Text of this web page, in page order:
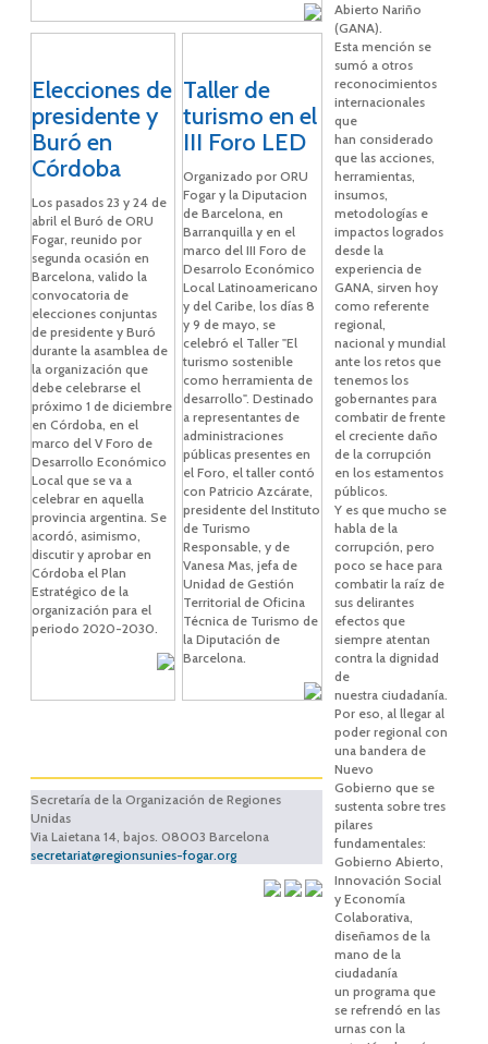
Elecciones de
presidente y
Buró en
Córdoba
Los pasados 23 y 24 de
abril el Buró de ORU
Fogar, reunido por
segunda ocasión en
Barcelona, valido la
convocatoria de
elecciones conjuntas
de presidente y Buró
durante la asamblea de
la organización que
debe celebrarse el
próximo 1 de diciembre
en Córdoba, en el
marco del V Foro de
Desarrollo Económico
Local que se va a
celebrar en aquella
provincia argentina. Se
acordó, asimismo,
discutir y aprobar en
Córdoba el Plan
Estratégico de la
organización para el
periodo 2020-2030.
Taller de
turismo en el
III Foro LED
Organizado por ORU
Fogar y la Diputacion
de Barcelona, en
Barranquilla y en el
marco del III Foro de
Desarrolo Económico
Local Latinoamericano
y del Caribe, los días 8
y 9 de mayo, se
celebró el Taller "El
turismo sostenible
como herramienta de
desarrollo". Destinado
a representantes de
administraciones
públicas presentes en
el Foro, el taller contó
con Patricio Azcárate,
presidente del Instituto
de Turismo
Responsable, y de
Vanesa Mas, jefa de
Unidad de Gestión
Territorial de Oficina
Técnica de Turismo de
la Diputación de
Barcelona.
Secretaría de la Organización de Regiones
Unidas
Via Laietana 14, bajos. 08003 Barcelona
secretariat@regionsunies-fogar.org
Abierto Nariño
(GANA).
Esta mención se
sumó a otros
reconocimientos
internacionales
que
han considerado
que las acciones,
herramientas,
insumos,
metodologías e
impactos logrados
desde la
experiencia de
GANA, sirven hoy
como referente
regional,
nacional y mundial
ante los retos que
tenemos los
gobernantes para
combatir de frente
el creciente daño
de la corrupción
en los estamentos
públicos.
Y es que mucho se
habla de la
corrupción, pero
poco se hace para
combatir la raíz de
sus delirantes
efectos que
siempre atentan
contra la dignidad
de
nuestra ciudadanía.
Por eso, al llegar al
poder regional con
una bandera de
Nuevo
Gobierno que se
sustenta sobre tres
pilares
fundamentales:
Gobierno Abierto,
Innovación Social
y Economía
Colaborativa,
diseñamos de la
mano de la
ciudadanía
un programa que
se refrendó en las
urnas con la